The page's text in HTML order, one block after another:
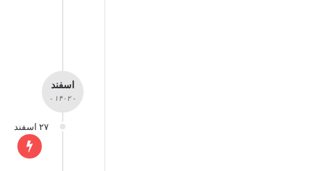
اسفند
- ۱۴۰۲ -
۲۷ اسفند